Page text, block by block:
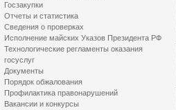
Госзакупки
Отчеты и статистика
Сведения о проверках
Исполнение майских Указов Президента РФ
Технологические регламенты оказания
госуслуг
Документы
Порядок обжалования
Профилактика правонарушений
Вакансии и конкурсы